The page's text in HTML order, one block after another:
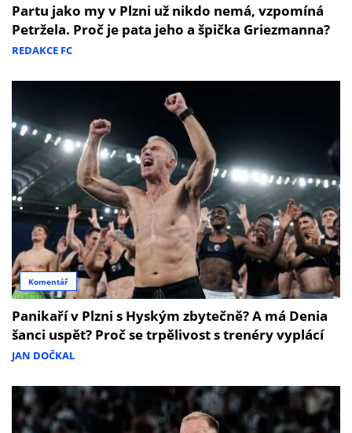
Partu jako my v Plzni už nikdo nemá, vzpomíná
Petržela. Proč je pata jeho a špička Griezmanna?
REDAKCE FC
Komentář
Panikaří v Plzni s Hyským zbytečně? A má Denia
šanci uspět? Proč se trpělivost s trenéry vyplácí
JAN DOČKAL